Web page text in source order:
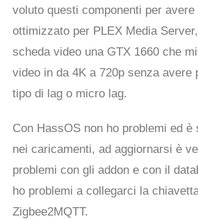
voluto questi componenti per avere
ottimizzato per PLEX Media
scheda video una GTX 1660 che
video in da 4K a 720p senza avere
tipo di lag o micro lag.
Con HassOS non ho problemi ed è
nei caricamenti, ad aggiornarsi è
problemi con gli addon e con il
ho problemi a collegarci la
Zigbee2MQTT.